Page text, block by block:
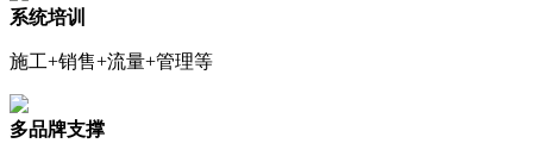
系统培训
施工+销售+流量+管理等
多品牌支撑